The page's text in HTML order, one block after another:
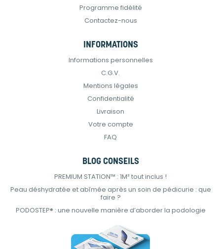
Programme fidélité
Contactez-nous
INFORMATIONS
Informations personnelles
C.G.V.
Mentions légales
Confidentialité
Livraison
Votre compte
FAQ
BLOG CONSEILS
PREMIUM STATION™ : 1M² tout inclus !
Peau déshydratée et abîmée après un soin de pédicurie : que
faire ?
PODOSTEP® : une nouvelle manière d’aborder la podologie